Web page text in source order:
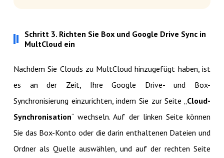
Schritt 3. Richten Sie Box und Google Drive Sync in
MultCloud ein
Nachdem Sie Clouds zu MultCloud hinzugefügt haben, ist
es an der Zeit, Ihre Google Drive- und Box-
Synchronisierung einzurichten, indem Sie zur Seite „Cloud-
Synchronisation“ wechseln. Auf der linken Seite können
Sie das Box-Konto oder die darin enthaltenen Dateien und
Ordner als Quelle auswählen, und auf der rechten Seite